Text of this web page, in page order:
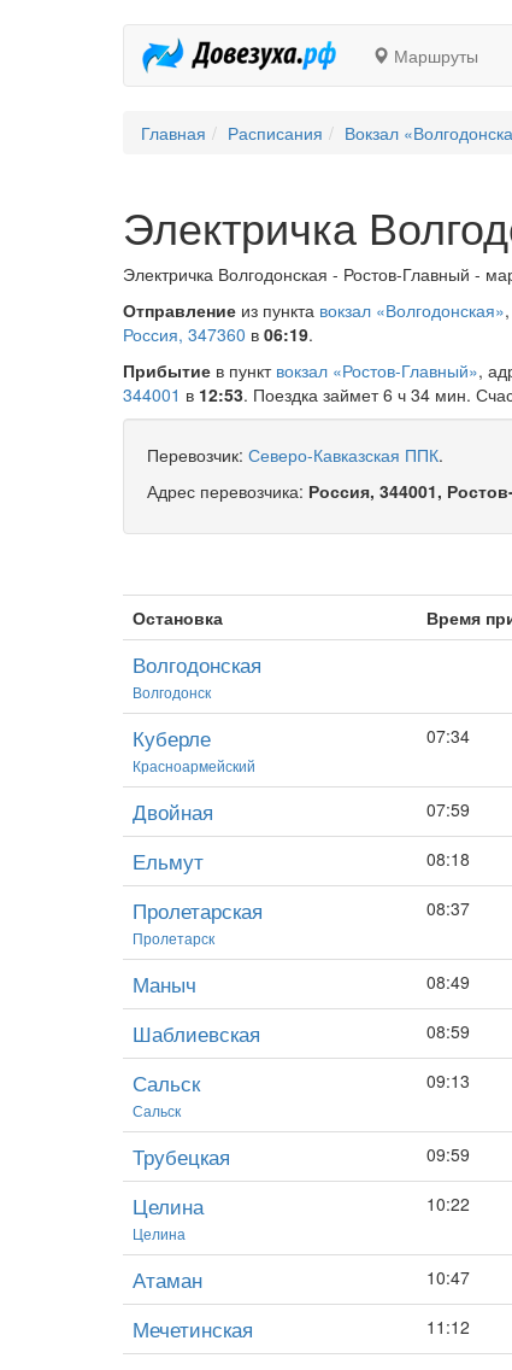
Маршруты
Главная Расписания Вокзал
Электричка
Электричка Волгодонская - Ростов-Главный -
Отправление из пункта вокзал «Волгодонская»
Россия, 347360 в 06:19.
Прибытие в пункт вокзал «Ростов-Главный»,
344001 в 12:53. Поездка займет 6 ч 34 мин.
Перевозчик: Северо-Кавказская ППК.
Адрес перевозчика: Россия, 344001,
Остановка Время
Волгодонская
Волгодонск
Куберле
Красноармейский
07:34
Двойная 07:59
Ельмут 08:18
Пролетарская
Пролетарск
08:37
Маныч 08:49
Шаблиевская 08:59
Сальск
Сальск
09:13
Трубецкая 09:59
Целина
Целина
10:22
Атаман 10:47
Мечетинская 11:12